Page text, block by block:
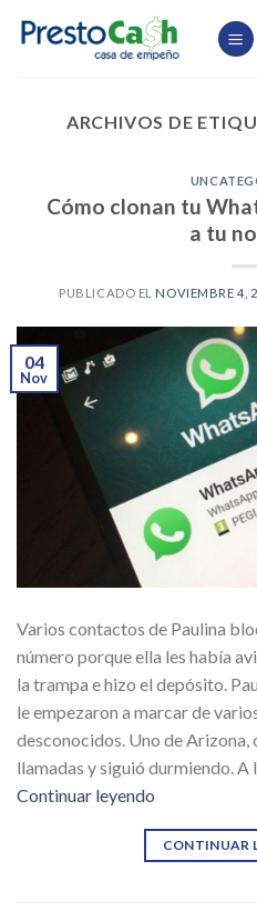
ARCHIVOS DE
Cómo clonan tu
a tu
PUBLICADO EL NOVIEMBRE 4,
04
Nov
Varios contactos de Paulina
número porque ella les había
la trampa e hizo el depósito.
le empezaron a marcar de
desconocidos. Uno de
llamadas y siguió durmiendo. A
Continuar leyendo
CONTINUAR